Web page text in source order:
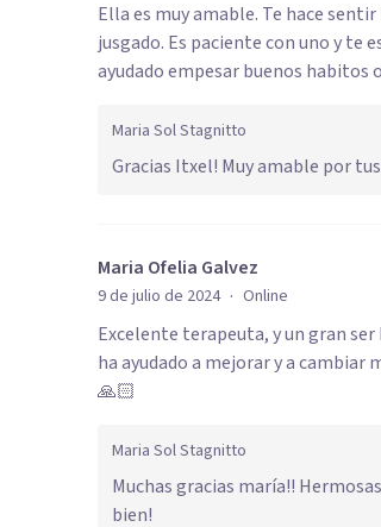
Ella es muy amable. Te hace
jusgado. Es paciente con uno y te
ayudado empesar buenos habitos
Maria Sol Stagnitto
Gracias Itxel! Muy amable por
Maria Ofelia Galvez
9 de julio de 2024 · Online
Excelente terapeuta, y un gran
ha ayudado a mejorar y a
🙏🏻
Maria Sol Stagnitto
Muchas gracias maría!!
bien!